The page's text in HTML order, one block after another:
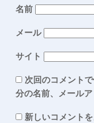
名前
メール
サイト
次回のコメント
分の名前、メールア
新しいコメント